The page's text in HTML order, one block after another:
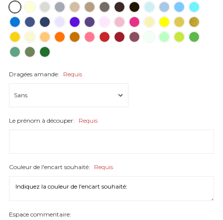
Dragées amande: Requis
Le prénom à découper: Requis
Couleur de l'encart souhaité: Requis
Espace commentaire: